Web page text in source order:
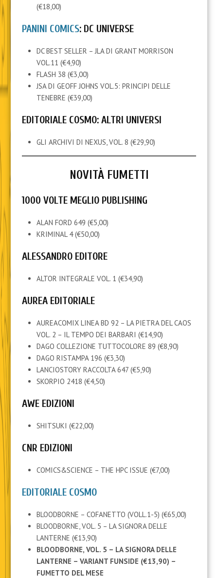
(€18,00)
PANINI COMICS: DC UNIVERSE
DC BEST SELLER – JLA DI GRANT MORRISON
VOL.11 (€4,90)
FLASH 38 (€3,00)
JSA DI GEOFF JOHNS VOL.5: PRINCIPI DELLE
TENEBRE (€39,00)
EDITORIALE COSMO: ALTRI UNIVERSI
GLI ARCHIVI DI NEXUS, VOL. 8 (€29,90)
NOVITÀ FUMETTI
1000 VOLTE MEGLIO PUBLISHING
ALAN FORD 649 (€5,00)
KRIMINAL 4 (€50,00)
ALESSANDRO EDITORE
ALTOR INTEGRALE VOL. 1 (€34,90)
AUREA EDITORIALE
AUREACOMIX LINEA BD 92 – LA PIETRA DEL CAOS
VOL. 2 – IL TEMPO DEI BARBARI (€14,90)
DAGO COLLEZIONE TUTTOCOLORE 89 (€8,90)
DAGO RISTAMPA 196 (€3,30)
LANCIOSTORY RACCOLTA 647 (€5,90)
SKORPIO 2418 (€4,50)
AWE EDIZIONI
SHITSUKI (€22,00)
CNR EDIZIONI
COMICS&SCIENCE – THE HPC ISSUE (€7,00)
EDITORIALE COSMO
BLOODBORNE – COFANETTO (VOLL.1-5) (€65,00)
BLOODBORNE, VOL. 5 – LA SIGNORA DELLE
LANTERNE (€13,90)
BLOODBORNE, VOL. 5 – LA SIGNORA DELLE
LANTERNE – VARIANT FUNSIDE (€13,90) –
FUMETTO DEL MESE